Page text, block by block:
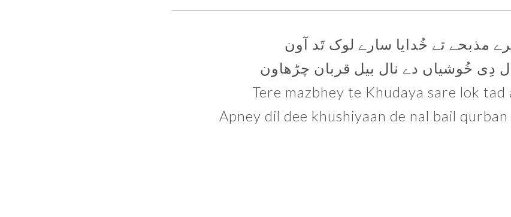
مذبحے تے خُدایا سارے لوک تَد آون
دِی خُوشیاں دے نال بیل قربان چڑھاون
Tere mazbhey te Khudaya sare lok tad
Apney dil dee khushiyaan de nal bail